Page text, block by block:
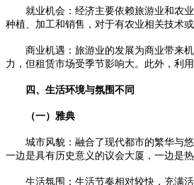
就业机会：经济主要依赖旅游业和农业
种植、加工和销售，对于有农业相关技术
商业机遇：旅游业的发展为商业带来机
力，但租赁市场受季节影响大。此外，利
四、生活环境与氛围不同
（一）雅典
城市风貌：融合了现代都市的繁华与悠
一边是具有历史意义的议会大厦，一边是
生活氛围：生活节奏相对较快，充满活